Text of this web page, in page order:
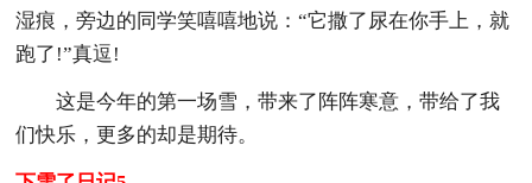
湿痕，旁边的同学笑嘻嘻地说：“它撒了尿在你手上，就
跑了!”真逗!
这是今年的第一场雪，带来了阵阵寒意，带给了我
们快乐，更多的却是期待。